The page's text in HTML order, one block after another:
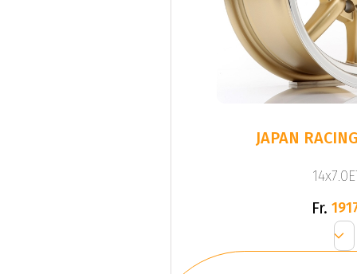
JAPAN
Fr.